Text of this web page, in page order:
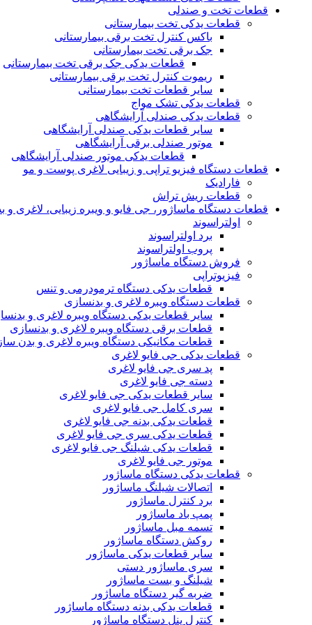
قطعات تخت و صندلی
قطعات یدکی تخت بیمارستانی
باکس کنترل تخت برقی بیمارستانی
جک برقی تخت بیمارستانی
قطعات یدکی جک برقی تخت بیمارستانی
ریموت کنترل تخت برقی بیمارستانی
سایر قطعات تخت بیمارستانی
قطعات یدکی تشک مواج
قطعات یدکی صندلی آرایشگاهی
سایر قطعات یدکی صندلی آرایشگاهی
موتور صندلی برقی آرایشگاهی
قطعات یدکی موتور صندلی آرایشگاهی
قطعات دستگاه فیزیو تراپی و زیبایی لاغری پوست و مو
فارادیک
قطعات ریش تراش
قطعات دستگاه ماساژور، جی فایو و ویبره زیبایی، لاغری و
اولتراسوند
برد اولتراسوند
پروب اولتراسوند
فروش دستگاه ماساژور
فیزیوتراپی
قطعات یدکی دستگاه ترمودرمی و تنس
قطعات دستگاه ویبره لاغری و بدنسازی
سایر قطعات یدکی دستگاه ویبره لاغری و
قطعات برقی دستگاه ویبره لاغری و بدنسازی
قطعات مکانیکی دستگاه ویبره لاغری و بدن
قطعات یدکی جی فایو لاغری
پد سری جی فایو لاغری
دسته جی فایو لاغری
سایر قطعات یدکی جی فایو لاغری
سری کامل جی فایو لاغری
قطعات یدکی بدنه جی فایو لاغری
قطعات یدکی سری جی فایو لاغری
قطعات یدکی شیلنگ جی فایو لاغری
موتور جی فایو لاغری
قطعات یدکی دستگاه ماساژور
اتصالات شیلنگ ماساژور
برد کنترل ماساژور
پمپ باد ماساژور
تسمه مبل ماساژور
روکش دستگاه ماساژور
سایر قطعات یدکی ماساژور
سری ماساژور دستی
شیلنگ و بست ماساژور
ضربه گیر دستگاه ماساژور
قطعات یدکی بدنه دستگاه ماساژور
کنترل پنل دستگاه ماساژور